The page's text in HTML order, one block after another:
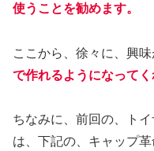
使うことを勧めます。
ここから、徐々に、興味
で作れるようになって
ちなみに、前回の、ト
は、下記の、キャップ